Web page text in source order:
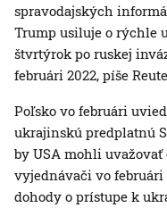
spravodajských
Trump usiluje o rýchle
štvrtýrok po ruskej
februári 2022, píše
Poľsko vo februári
ukrajinskú predplatnú
by USA mohli
vyjednávači vo
dohody o prístupe k